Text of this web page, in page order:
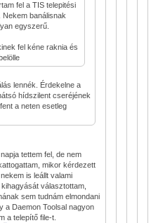
fel a TIS telepitési
Nekem banálisnak
egyszerű.
fel kéne raknia és
lennék. Érdekelne a
hídszilent cseréjének
a neten esetleg
tettem fel, de nem
mikor kérdezett
is leállt valami
választottam,
sem tudnám elmondani
a Daemon Toolsal nagyon
a telepítő file-t.